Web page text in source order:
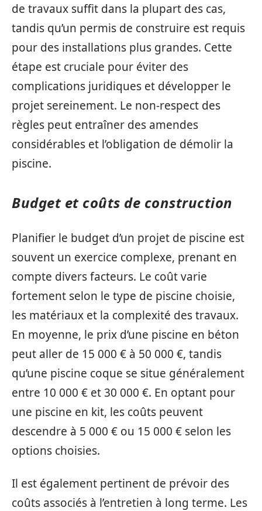
de travaux suffit dans la plupart des cas,
tandis qu’un permis de construire est requis
pour des installations plus grandes. Cette
étape est cruciale pour éviter des
complications juridiques et développer le
projet sereinement. Le non-respect des
règles peut entraîner des amendes
considérables et l’obligation de démolir la
piscine.
Budget et coûts de construction
Planifier le budget d’un projet de piscine est
souvent un exercice complexe, prenant en
compte divers facteurs. Le coût varie
fortement selon le type de piscine choisie,
les matériaux et la complexité des travaux.
En moyenne, le prix d’une piscine en béton
peut aller de 15 000 € à 50 000 €, tandis
qu’une piscine coque se situe généralement
entre 10 000 € et 30 000 €. En optant pour
une piscine en kit, les coûts peuvent
descendre à 5 000 € ou 15 000 € selon les
options choisies.
Il est également pertinent de prévoir des
coûts associés à l’entretien à long terme. Les